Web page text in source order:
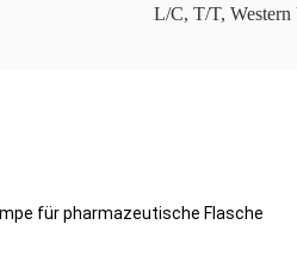
L/C, T/T,
für pharmazeutische Flasche